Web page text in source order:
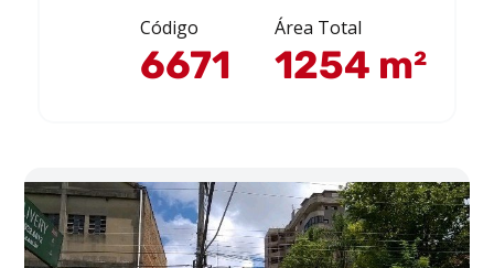
Código
6671
Área Total
1254 m²